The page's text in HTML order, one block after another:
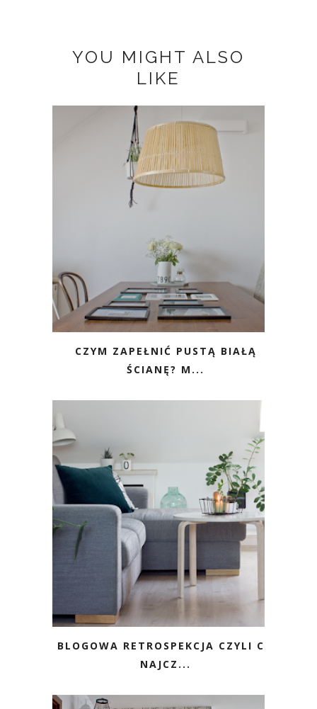
YOU MIGHT ALSO
LIKE
CZYM ZAPEŁNIĆ PUSTĄ BIAŁĄ
ŚCIANĘ? M...
BLOGOWA RETROSPEKCJA CZYLI CO
NAJCZ...